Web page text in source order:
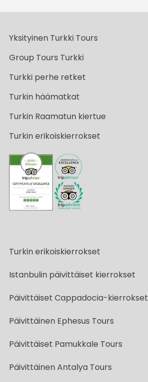
Yksityinen Turkki Tours
Group Tours Turkki
Turkki perhe retket
Turkin häämatkat
Turkin Raamatun kiertue
Turkin erikoiskierrokset
Turkin erikoiskierrokset
Istanbulin päivittäiset kierrokset
Päivittäiset Cappadocia-kierrokset
Päivittäinen Ephesus Tours
Päivittäiset Pamukkale Tours
Päivittäinen Antalya Tours